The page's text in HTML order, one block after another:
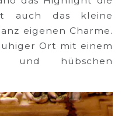
auch das kleine
eigenen Charme.
Ort mit einem
und hübschen